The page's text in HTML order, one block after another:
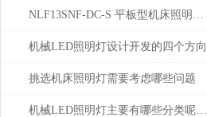
NLF13SNF-DC-S 平板型机床照明灯日本NIKKI总代理
机械LED照明灯设计开发的四个方向
挑选机床照明灯需要考虑哪些问题
机械LED照明灯主要有哪些分类呢？让我们一起来看看吧